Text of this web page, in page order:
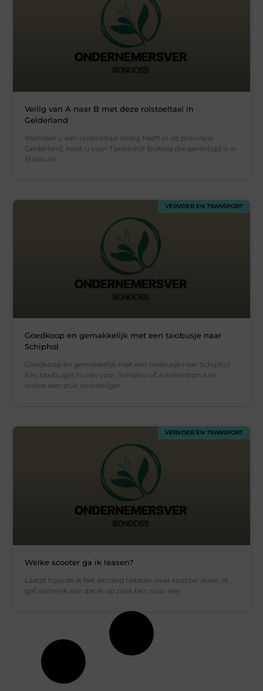
Veilig van A naar B met deze rolstoeltaxi in
Gelderland
Wanneer u een rolstoeltaxi nodig heeft in de provincie
Gelderland, kiest u voor Taxibedrijf Buiting die gevestigd is in
Stokkum.
VERVOER EN TRANSPORT
Goedkoop en gemakkelijk met een taxibusje naar
Schiphol
Goedkoop en gemakkelijk met een taxibusje naar Schiphol
Een taxibusjes huren voor Schiphol of Amsterdam kan
online een stuk voordeliger.
VERVOER EN TRANSPORT
Welke scooter ga ik leasen?
Laatst hoorde ik het iemand hebben over scooter lease. Ik
gaf namelijk aan dat ik op zoek ben naar een